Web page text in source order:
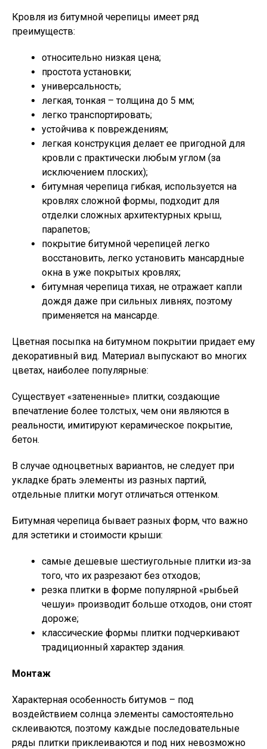
Кровля из битумной черепицы имеет ряд
преимуществ:
относительно низкая цена;
простота установки;
универсальность;
легкая, тонкая – толщина до 5 мм;
легко транспортировать;
устойчива к повреждениям;
легкая конструкция делает ее пригодной для
кровли с практически любым углом (за
исключением плоских);
битумная черепица гибкая, используется на
кровлях сложной формы, подходит для
отделки сложных архитектурных крыш,
парапетов;
покрытие битумной черепицей легко
восстановить, легко установить мансардные
окна в уже покрытых кровлях;
битумная черепица тихая, не отражает капли
дождя даже при сильных ливнях, поэтому
применяется на мансарде.
Цветная посыпка на битумном покрытии придает ему
декоративный вид. Материал выпускают во многих
цветах, наиболее популярные:
Существует «затененные» плитки, создающие
впечатление более толстых, чем они являются в
реальности, имитируют керамическое покрытие,
бетон.
В случае одноцветных вариантов, не следует при
укладке брать элементы из разных партий,
отдельные плитки могут отличаться оттенком.
Битумная черепица бывает разных форм, что важно
для эстетики и стоимости крыши:
самые дешевые шестиугольные плитки из-за
того, что их разрезают без отходов;
резка плитки в форме популярной «рыбьей
чешуи» производит больше отходов, они стоят
дороже;
классические формы плитки подчеркивают
традиционный характер здания.
Монтаж
Характерная особенность битумов – под
воздействием солнца элементы самостоятельно
склеиваются, поэтому каждые последовательные
ряды плитки приклеиваются и под них невозможно